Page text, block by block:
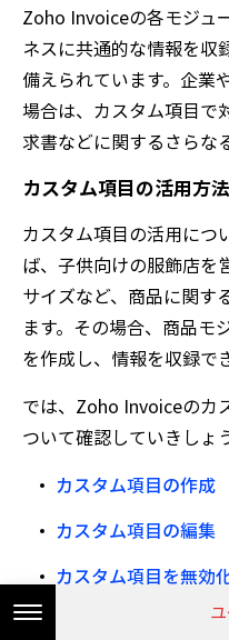
Zoho Invoiceの各モジュ
ネスに共通的な情報を収
備えられています。企業
場合は、カスタム項目で
求書などに関するさらな
カスタム項目の活用方法
カスタム項目の活用につ
ば、子供向けの服飾店を
サイズなど、商品に関す
ます。その場合、商品モ
を作成し、情報を収録で
では、Zoho Invoiceのカ
ついて確認していきしょ
カスタム項目の作成
カスタム項目の編集
カスタム項目を無効
カスタム項目の削除